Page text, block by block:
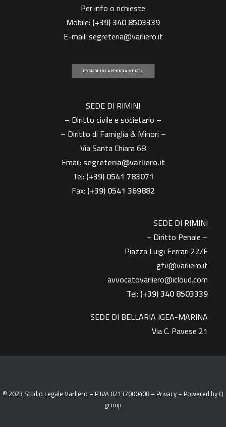
Per info o richieste
Mobile: (+39)340 8503339
E-mail:segreteria@varliero.it
PRENDI UN APPUNTAMENTO
SEDE DI RIMINI
– Diritto civile e societario –
– Diritto di Famiglia & Minori –
Via Santa Chiara 68
Email: segreteria@varliero.it
Tel: (+39) 0541 783071
Fax: (+39)0541 369882
SEDE DI RIMINI
– Diritto Penale –
Piazza Luigi Ferrari 22/F
gfv@varliero.it
avvocatovarliero@icloud.com
Tel: (+39) 340 8503339
SEDE DI BELLARIA IGEA-MARINA
Via C. Pavese 21
© 2023 Studio Legale Varliero – P.IVA 02137000408 –Privacy– Powered byQ
group